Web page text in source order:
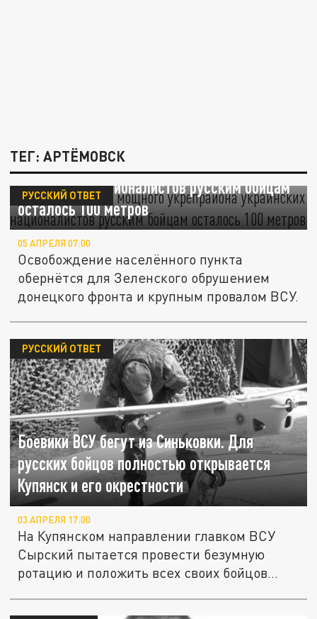
ТЕГ: АРТЁМОВСК
Часов Яр всё! До мощного укрепрайона
украинских националистов русским бойцам
осталось 100 метров
РУССКИЙ ОТВЕТ
05 АПРЕЛЯ 07:00
Освобождение населённого пункта
обернётся для Зеленского обрушением
донецкого фронта и крупным провалом ВСУ.
Боевики ВСУ бегут из Синьковки. Для
русских бойцов полностью открывается
Купянск и его окрестности
РУССКИЙ ОТВЕТ
03 АПРЕЛЯ 17:00
На Купянском направлении главком ВСУ
Сырский пытается провести безумную
ротацию и положить всех своих бойцов...